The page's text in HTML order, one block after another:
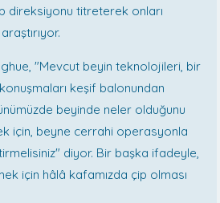
direksiyonu titreterek onları
"Mevcut beyin teknolojileri, bir
keşif balonundan
beyinde neler olduğunu
için, beyne cerrahi operasyonla
diyor. Bir başka ifadeyle,
için hâlâ kafamızda çip olması